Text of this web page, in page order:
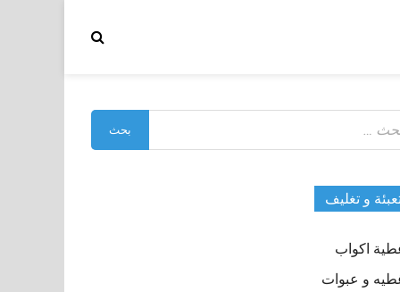
و تغليف
اكواب
و عبوات